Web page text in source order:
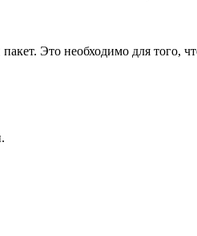
Это необходимо для